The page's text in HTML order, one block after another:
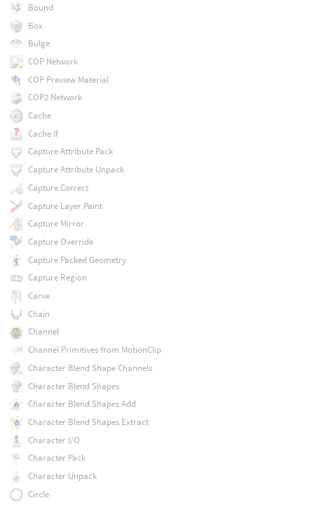
Bound
Box
Bulge
COP Network
COP Preview Material
COP2 Network
Cache
Cache If
Capture Attribute Pack
Capture Attribute Unpack
Capture Correct
Capture Layer Paint
Capture Mirror
Capture Override
Capture Packed Geometry
Capture Region
Carve
Chain
Channel
Channel Primitives from MotionClip
Character Blend Shape Channels
Character Blend Shapes
Character Blend Shapes Add
Character Blend Shapes Extract
Character I/O
Character Pack
Character Unpack
Circle